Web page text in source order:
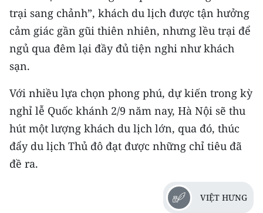
trại sang chảnh”, khách du lịch được tận hưởng
cảm giác gần gũi thiên nhiên, nhưng lều trại để
ngủ qua đêm lại đầy đủ tiện nghi như khách
sạn.
Với nhiều lựa chọn phong phú, dự kiến trong kỳ
nghỉ lễ Quốc khánh 2/9 năm nay, Hà Nội sẽ thu
hút một lượng khách du lịch lớn, qua đó, thúc
đẩy du lịch Thủ đô đạt được những chỉ tiêu đã
đề ra.
VIỆT HƯNG